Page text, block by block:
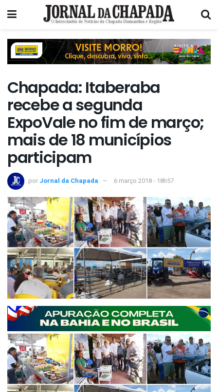
Chapada: Itaberaba
recebe a segunda
ExpoVale no fim de março;
mais de 18 municípios
participam
por Jornal da Chapada 6 março 2018 - 18h57